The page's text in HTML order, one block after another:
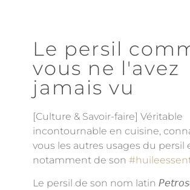
Le persil
vous ne l'avez
jamais vu
[Culture & Savoir-faire] Véritable
incontournable en cuisine,
vous les autres usages du persil
notamment de son
Le persil de son nom latin